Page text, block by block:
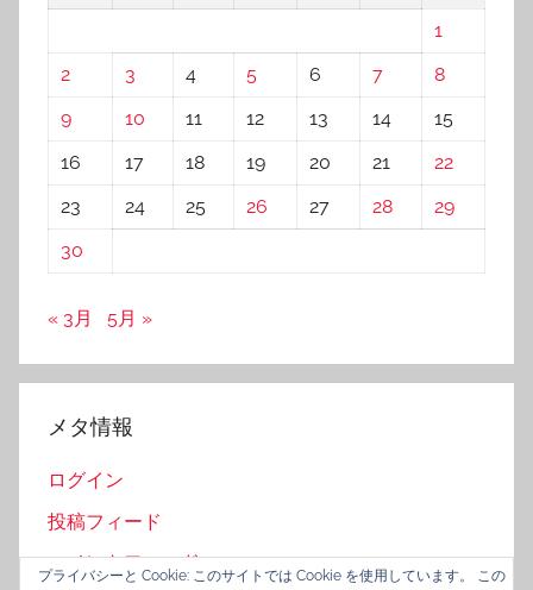
1
2
3 4 5 6 7
8
9
10 11 12 13 14
15
16
17 18 19 20 21
22
23
24 25 26 27 28
29
30
« 3月 5月 »
メタ情報
ログイン
投稿フィード
コメントフィード
プライバシーと Cookie: このサイトでは Cookie を使用しています。 この